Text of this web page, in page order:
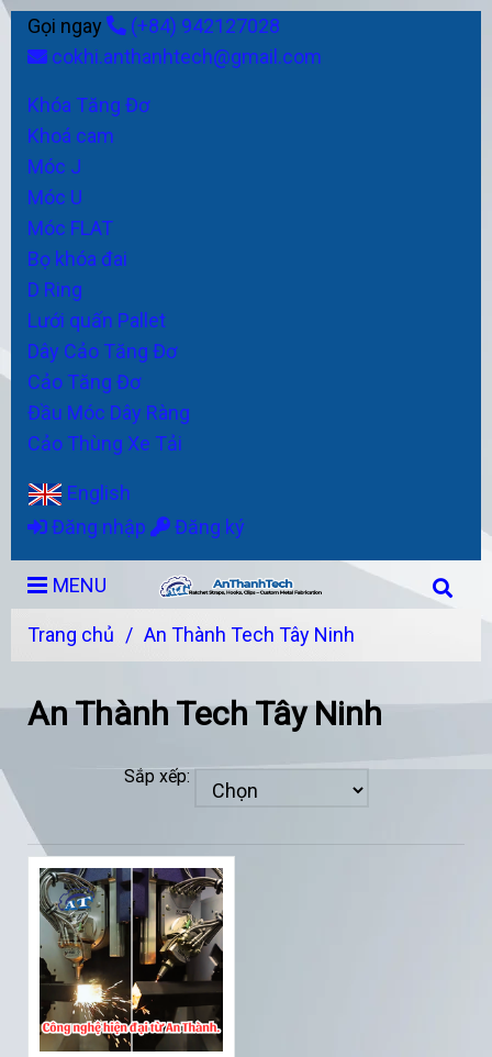
Gọi ngay
(+84) 942127028
cokhi.anthanhtech@gmail.com
Khóa Tăng Đơ
Khoá cam
Móc J
Móc U
Móc FLAT
Bọ khóa đai
D Ring
Lưới quấn Pallet
Dây Cảo Tăng Đơ
Cảo Tăng Đơ
Đầu Móc Dây Ràng
Cảo Thùng Xe Tải
English
Đăng nhập
Đăng ký
MENU
Trang chủ / An Thành Tech Tây Ninh
An Thành Tech Tây Ninh
Sắp xếp: